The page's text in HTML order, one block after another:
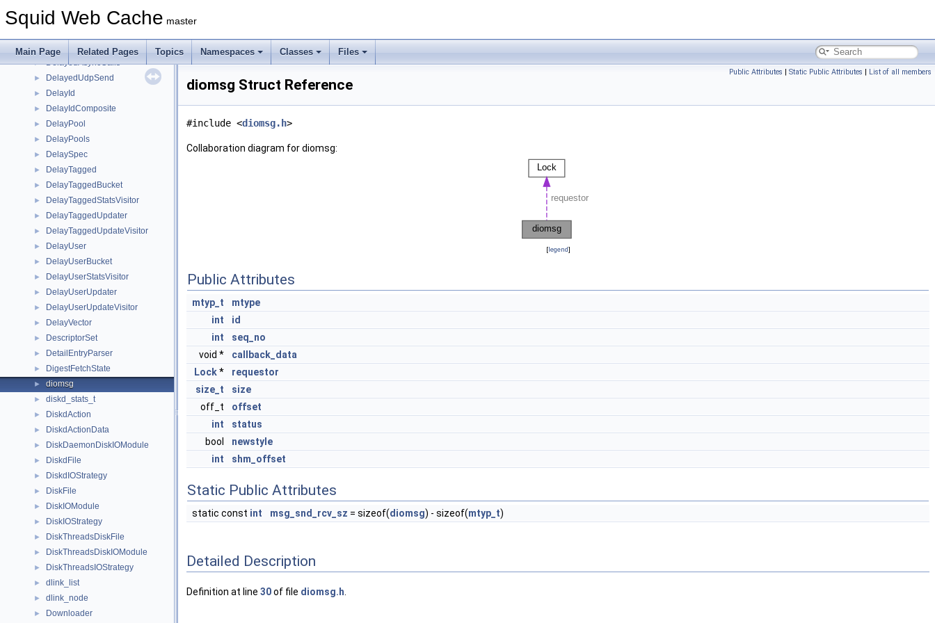
Squid Web Cache master
Main Page Related Pages Topics Namespaces Classes Files
► DefaultValues
► DelayConfig
► DelayedAsyncCalls
► DelayedUdpSend
► DelayId
► DelayIdComposite
► DelayPool
► DelayPools
► DelaySpec
► DelayTagged
► DelayTaggedBucket
► DelayTaggedStatsVisitor
► DelayTaggedUpdater
► DelayTaggedUpdateVisitor
► DelayUser
► DelayUserBucket
► DelayUserStatsVisitor
► DelayUserUpdater
► DelayUserUpdateVisitor
► DelayVector
► DescriptorSet
► DetailEntryParser
► DigestFetchState
► diomsg
► diskd_stats_t
► DiskdAction
► DiskdActionData
► DiskDaemonDiskIOModule
► DiskdFile
► DiskdIOStrategy
► DiskFile
► DiskIOModule
► DiskIOStrategy
► DiskThreadsDiskFile
► DiskThreadsDiskIOModule
► DiskThreadsIOStrategy
► dlink_list
► dlink_node
► Downloader
Public Attributes | Static Public Attributes | List of all members
diomsg Struct Reference
#include <diomsg.h>
Collaboration diagram for diomsg:
[legend]
Public Attributes
mtyp_t
mtype
int
id
int
seq_no
void *
callback_data
Lock*
requestor
size_t
size
off_t
offset
int
status
bool
newstyle
int
shm_offset
Static Public Attributes
static const int msg_snd_rcv_sz = sizeof(diomsg) - sizeof(mtyp_t)
Detailed Description
Definition at line 30of file diomsg.h